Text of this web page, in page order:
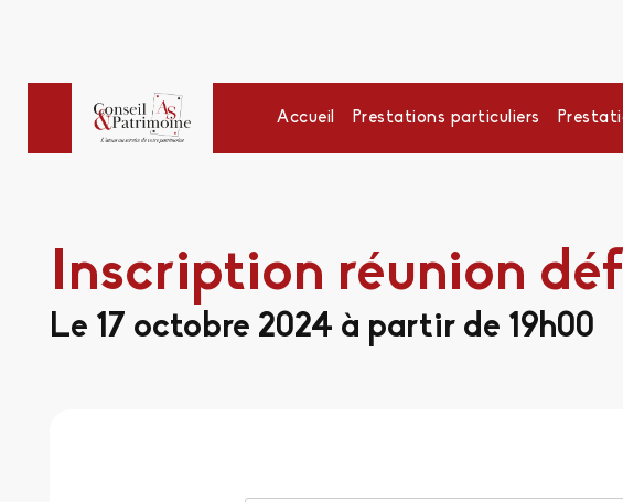
Accueil Prestations particuliers
Inscription réunion
Le 17 octobre 2024 à partir de 19h00